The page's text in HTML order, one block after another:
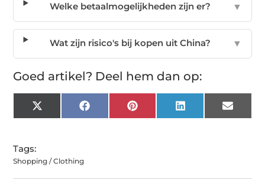
Welke betaalmogelijkheden zijn er? ▼
Wat zijn risico's bij kopen uit China? ▼
Goed artikel? Deel hem dan op:
X
(Twitter)
FacebookPinterest LinkedIn Email
Tags:
Shopping / Clothing